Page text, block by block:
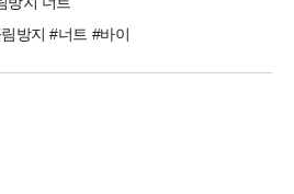
방지 #너트 #바이